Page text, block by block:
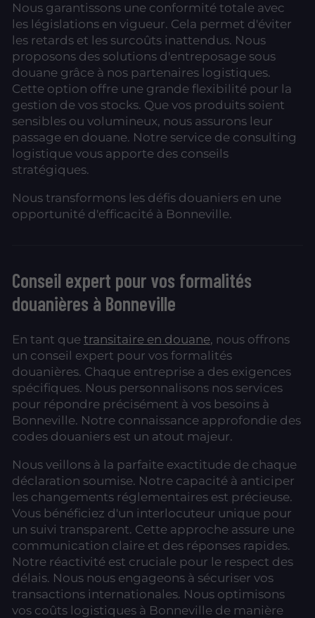
Nous garantissons une conformité totale avec
les législations en vigueur. Cela permet d'éviter
les retards et les surcoûts inattendus. Nous
proposons des solutions d'entreposage sous
douane grâce à nos partenaires logistiques.
Cette option offre une grande flexibilité pour la
gestion de vos stocks. Que vos produits soient
sensibles ou volumineux, nous assurons leur
passage en douane. Notre service de consulting
logistique vous apporte des conseils
stratégiques.
Nous transformons les défis douaniers en une
opportunité d'efficacité à Bonneville.
Conseil expert pour vos formalités
douanières à Bonneville
En tant que transitaire en douane, nous offrons
un conseil expert pour vos formalités
douanières. Chaque entreprise a des exigences
spécifiques. Nous personnalisons nos services
pour répondre précisément à vos besoins à
Bonneville. Notre connaissance approfondie des
codes douaniers est un atout majeur.
Nous veillons à la parfaite exactitude de chaque
déclaration soumise. Notre capacité à anticiper
les changements réglementaires est précieuse.
Vous bénéficiez d'un interlocuteur unique pour
un suivi transparent. Cette approche assure une
communication claire et des réponses rapides.
Notre réactivité est cruciale pour le respect des
délais. Nous nous engageons à sécuriser vos
transactions internationales. Nous optimisons
vos coûts logistiques à Bonneville de manière